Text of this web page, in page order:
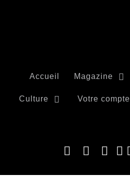
Accueil Magazine
Culture Votre compte